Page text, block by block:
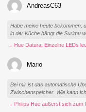
AndreasC63
Habe meine heute bekommen,
in der Küche hängt die Surimu
→ Hue Datura: Einzelne LEDs
Mario
Bei mir ist das automatische
Zwischenspeicher. Wie kann
→ Philips Hue äußerst sich zum